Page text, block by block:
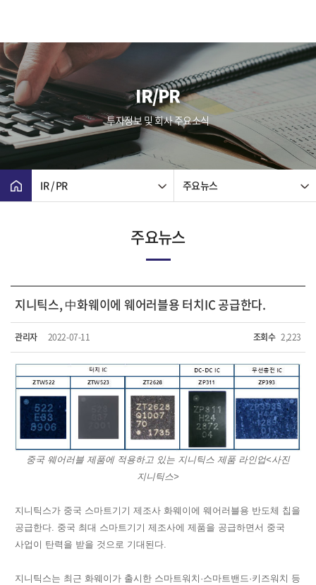
IR/PR
투자정보 및 회사 주요소식
IR / PR 주요뉴스
주요뉴스
지니틱스, 中화웨이에 웨어러블용 터치IC 공급한다.
관리자 2022-07-11 조회수 2,223
중국 웨어러블 제품에 적용하고 있는 지니틱스 제품 라인업<사진
지니틱스>
지니틱스가 중국 스마트기기 제조사 화웨이에 웨어러블용 반도체 칩을
공급한다. 중국 최대 스마트기기 제조사에 제품을 공급하면서 중국
사업이 탄력을 받을 것으로 기대된다.
지니틱스는 최근 화웨이가 출시한 스마트워치·스마트밴드·키즈워치 등